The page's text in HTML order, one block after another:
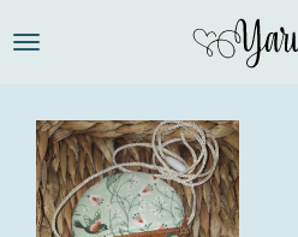
Hauptinhalt